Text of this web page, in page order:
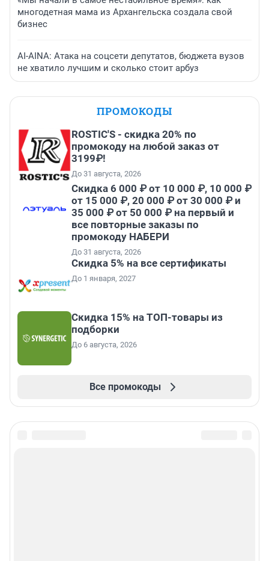
многодетная мама из Архангельска создала свой
бизнес
AI-AINA: Атака на соцсети депутатов, бюджета вузов
не хватило лучшим и сколько стоит арбуз
ПРОМОКОДЫ
ROSTIC'S - скидка 20% по
промокоду на любой заказ от
3199₽!
До 31 августа, 2026
Скидка 6 000 ₽ от 10 000 ₽, 10 000 ₽
от 15 000 ₽, 20 000 ₽ от 30 000 ₽ и
35 000 ₽ от 50 000 ₽ на первый и
все повторные заказы по
промокоду НАБЕРИ
До 31 августа, 2026
Скидка 5% на все сертификаты
До 1 января, 2027
Скидка 15% на ТОП-товары из
подборки
До 6 августа, 2026
Все промокоды